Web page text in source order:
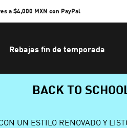
a $4,000 MXN con PayPal
Rebajas fin de temporada
BACK TO
UN ESTILO RENOVADO Y